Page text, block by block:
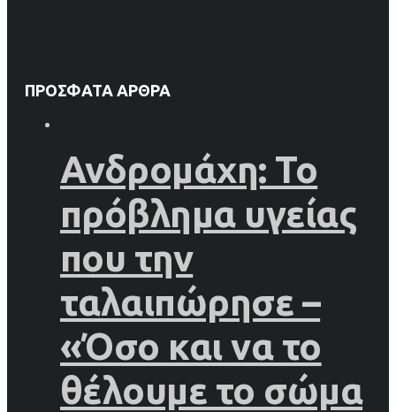
ΠΡΌΣΦΑΤΑ ΆΡΘΡΑ
Ανδρομάχη: Το
πρόβλημα υγείας
που την
ταλαιπώρησε –
«Όσο και να το
θέλουμε το σώμα